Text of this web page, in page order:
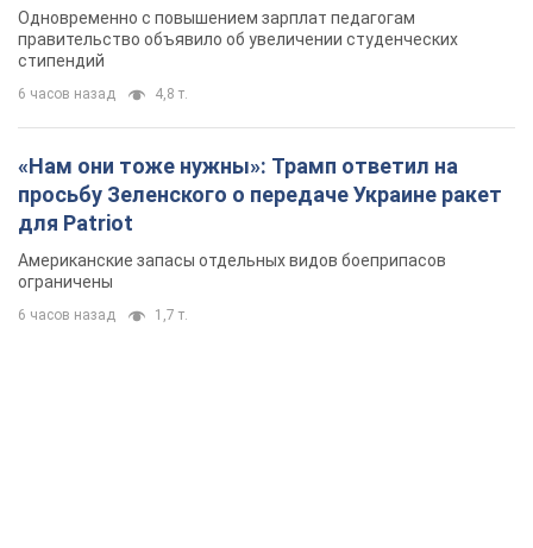
Одновременно с повышением зарплат педагогам
правительство объявило об увеличении студенческих
стипендий
6 часов назад 4,8 т.
«Нам они тоже нужны»: Трамп ответил на
просьбу Зеленского о передаче Украине ракет
для Patriot
Американские запасы отдельных видов боеприпасов
ограничены
6 часов назад 1,7 т.